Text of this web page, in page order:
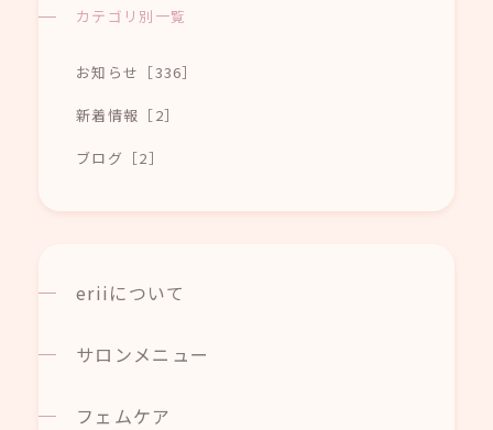
カテゴリ別一覧
お知らせ［336］
新着情報［2］
ブログ［2］
eriiについて
サロンメニュー
フェムケア